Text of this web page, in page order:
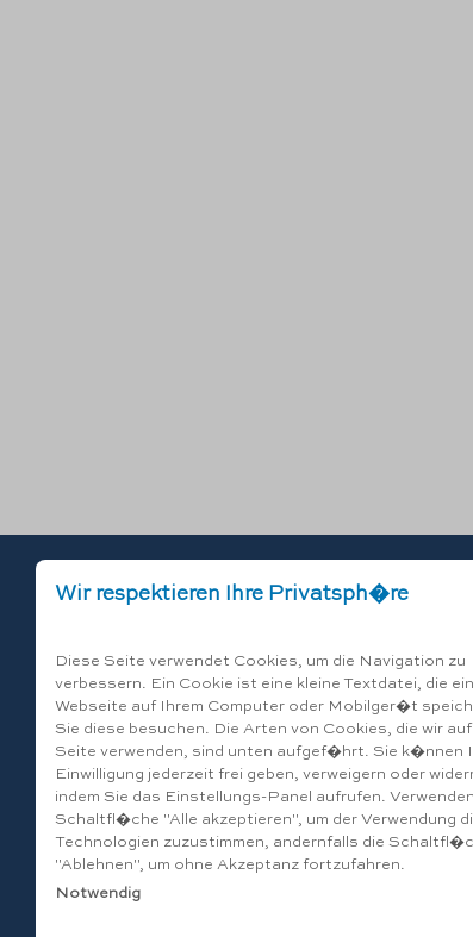
Wir respektieren Ihre Privatsph�re
Diese Seite verwendet Cookies, um die Navigation zu
verbessern. Ein Cookie ist eine kleine Textdatei, die
Webseite auf Ihrem Computer oder Mobilger�t
Sie diese besuchen. Die Arten von Cookies, die wir
Seite verwenden, sind unten aufgef�hrt. Sie k�nnen
Einwilligung jederzeit frei geben, verweigern oder
indem Sie das Einstellungs-Panel aufrufen.
Schaltfl�che "Alle akzeptieren", um der Verwendung
Technologien zuzustimmen, andernfalls die
"Ablehnen", um ohne Akzeptanz fortzufahren.
Notwendig